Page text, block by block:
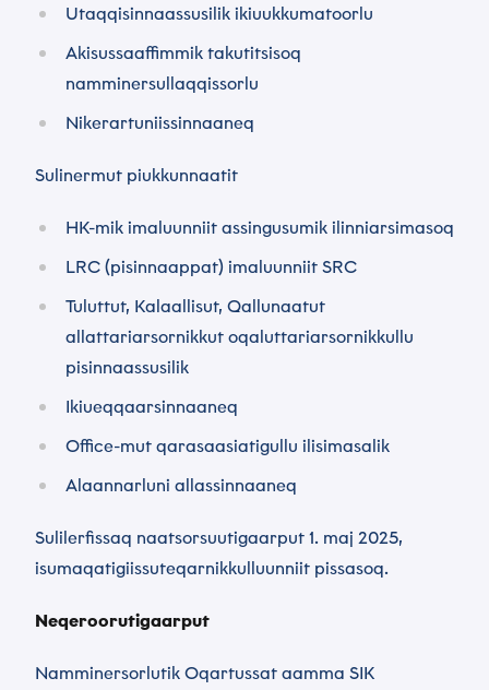
Utaqqisinnaassusilik ikiuukkumatoorlu
Akisussaaffimmik takutitsisoq
namminersullaqqissorlu
Nikerartuniissinnaaneq
Sulinermut piukkunnaatit
HK-mik imaluunniit assingusumik ilinniarsimasoq
LRC (pisinnaappat) imaluunniit SRC
Tuluttut, Kalaallisut, Qallunaatut
allattariarsornikkut oqaluttariarsornikkullu
pisinnaassusilik
Ikiueqqaarsinnaaneq
Office-mut qarasaasiatigullu ilisimasalik
Alaannarluni allassinnaaneq
Sulilerfissaq naatsorsuutigaarput 1. maj 2025,
isumaqatigiissuteqarnikkulluunniit pissasoq.
Neqeroorutigaarput
Namminersorlutik Oqartussat aamma SIK